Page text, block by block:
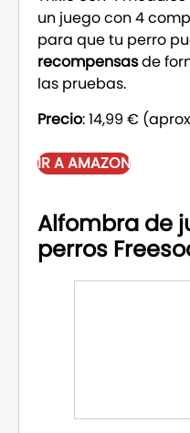
un juego con 4
para que tu perro
recompensasde
las pruebas.
Precio: 14,99 €
IR A AMAZON
Alfombra de
perros